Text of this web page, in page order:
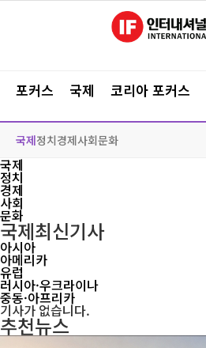
포커스 국제 코리아 포커스
국제정치경제사회문화
국제
정치
경제
사회
문화
국제최신기사
아시아
아메리카
유럽
러시아·우크라이나
중동·아프리카
기사가 없습니다.
추천뉴스